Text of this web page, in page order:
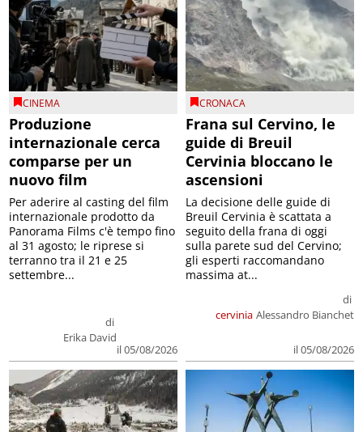
CINEMA
Produzione
internazionale cerca
comparse per un
nuovo film
di
Erika David
il 05/08/2026
Per aderire al casting del film
internazionale prodotto da
Panorama Films c'è tempo fino
al 31 agosto; le riprese si
terranno tra il 21 e 25
settembre...
CRONACA
Frana sul Cervino, le
guide di Breuil
Cervinia bloccano le
ascensioni
cervinia
di
Alessandro Bianchet
il 05/08/2026
La decisione delle guide di
Breuil Cervinia è scattata a
seguito della frana di oggi
sulla parete sud del Cervino;
gli esperti raccomandano
massima at...